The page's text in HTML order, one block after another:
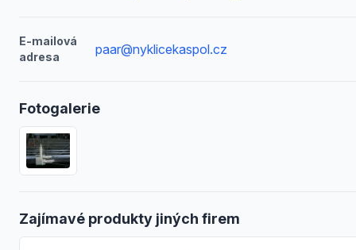
E-mailová
adresa
paar@nyklicekaspol.cz
Fotogalerie
Zajímavé produkty jiných firem